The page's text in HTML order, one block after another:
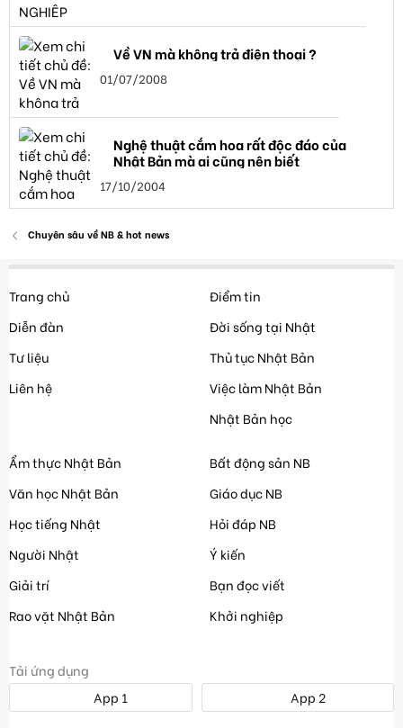
Về VN mà không trả điện thoại ?
01/07/2008
Nghệ thuật cắm hoa rất độc đáo của
Nhật Bản mà ai cũng nên biết
17/10/2004
Chuyên sâu về NB & hot news
Trang chủ
Diễn đàn
Tư liệu
Liên hệ
Điểm tin
Đời sống tại Nhật
Thủ tục Nhật Bản
Việc làm Nhật Bản
Nhật Bản học
Ẩm thực Nhật Bản
Văn học Nhật Bản
Học tiếng Nhật
Người Nhật
Giải trí
Rao vặt Nhật Bản
Bất động sản NB
Giáo dục NB
Hỏi đáp NB
Ý kiến
Bạn đọc viết
Khởi nghiệp
Tải ứng dụng
App 1
App 2